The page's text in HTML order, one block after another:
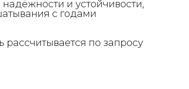
и устойчивости,
с годами
рассчитывается по запросу